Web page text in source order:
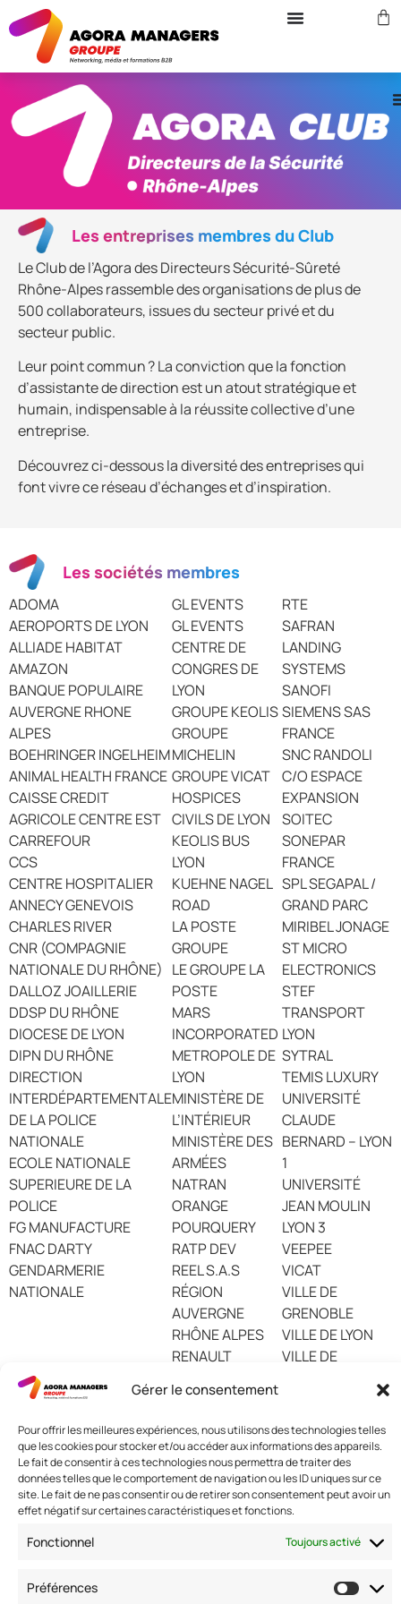
Gérer le consentement
Pour offrir les meilleures expériences, nous utilisons des technologies telles
que les cookies pour stocker et/ou accéder aux informations des appareils.
Le fait de consentir à ces technologies nous permettra de traiter des
données telles que le comportement de navigation ou les ID uniques sur ce
site. Le fait de ne pas consentir ou de retirer son consentement peut avoir un
effet négatif sur certaines caractéristiques et fonctions.
Fonctionnel Toujours activé
Préférences
Les entreprises membres du Club
Le Club de l’Agora des Directeurs Sécurité-Sûreté
Rhône-Alpes rassemble des organisations de plus de
500 collaborateurs, issues du secteur privé et du
secteur public.
Leur point commun ? La conviction que la fonction
d’assistante de direction est un atout stratégique et
humain, indispensable à la réussite collective d’une
entreprise.
Découvrez ci-dessous la diversité des entreprises qui
font vivre ce réseau d’échanges et d’inspiration.
Les sociétés membres
ADOMA
AEROPORTS DE LYON
ALLIADE HABITAT
AMAZON
BANQUE POPULAIRE
AUVERGNE RHONE
ALPES
BOEHRINGER INGELHEIM
ANIMAL HEALTH FRANCE
CAISSE CREDIT
AGRICOLE CENTRE EST
CARREFOUR
CCS
CENTRE HOSPITALIER
ANNECY GENEVOIS
CHARLES RIVER
CNR (COMPAGNIE
NATIONALE DU RHÔNE)
DALLOZ JOAILLERIE
DDSP DU RHÔNE
DIOCESE DE LYON
DIPN DU RHÔNE
DIRECTION
INTERDÉPARTEMENTALE
DE LA POLICE
NATIONALE
ECOLE NATIONALE
SUPERIEURE DE LA
POLICE
FG MANUFACTURE
FNAC DARTY
GENDARMERIE
NATIONALE
GL EVENTS
GL EVENTS
CENTRE DE
CONGRES DE
LYON
GROUPE KEOLIS
GROUPE
MICHELIN
GROUPE VICAT
HOSPICES
CIVILS DE LYON
KEOLIS BUS
LYON
KUEHNE NAGEL
ROAD
LA POSTE
GROUPE
LE GROUPE LA
POSTE
MARS
INCORPORATED
METROPOLE DE
LYON
MINISTÈRE DE
L’INTÉRIEUR
MINISTÈRE DES
ARMÉES
NATRAN
ORANGE
POURQUERY
RATP DEV
REEL S.A.S
RÉGION
AUVERGNE
RHÔNE ALPES
RENAULT
VOLVO GROUP
RTE
SAFRAN
LANDING
SYSTEMS
SANOFI
SIEMENS SAS
FRANCE
SNC RANDOLI
C/O ESPACE
EXPANSION
SOITEC
SONEPAR
FRANCE
SPL SEGAPAL /
GRAND PARC
MIRIBEL JONAGE
ST MICRO
ELECTRONICS
STEF
TRANSPORT
LYON
SYTRAL
TEMIS LUXURY
UNIVERSITÉ
CLAUDE
BERNARD – LYON
1
UNIVERSITÉ
JEAN MOULIN
LYON 3
VEEPEE
VICAT
VILLE DE
GRENOBLE
VILLE DE LYON
VILLE DE
Nous contacter
Adresse: 42 avenue de la Grande Armée 75017 PARIS
Standard :01 47 42 76 60
Nous suivre